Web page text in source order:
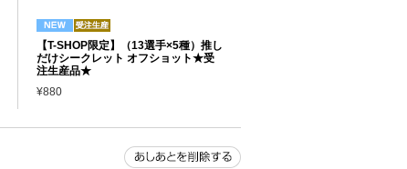
【T-SHOP限定】（13選手×5種）推し
だけシークレット オフショット★受
注生産品★
¥880